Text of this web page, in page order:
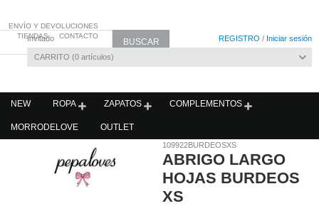
Invitado REGISTRO / Iniciar sesión
CARRITO 0 artículos
ENVÍO Y DEVOLUCIONES
TIENDAS
CONTACTO
NEW ROPA ZAPATOS COMPLEMENTOS
MORRODELOVE OUTLET
109922BURDEOSXS
ABRIGO LARGO
HOJAS BURDEOS
XS